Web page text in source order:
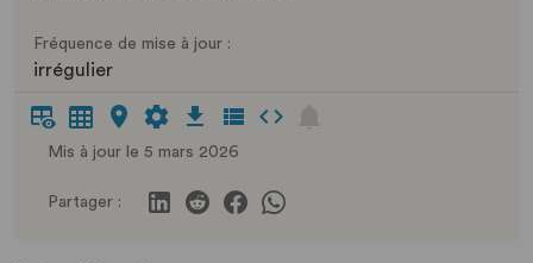
Fréquence de mise à jour :
irrégulier
Mis à jour le 5 mars 2026
Partager :